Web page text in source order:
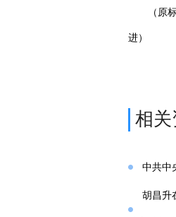
（原
进）
相关
中共中
胡昌升